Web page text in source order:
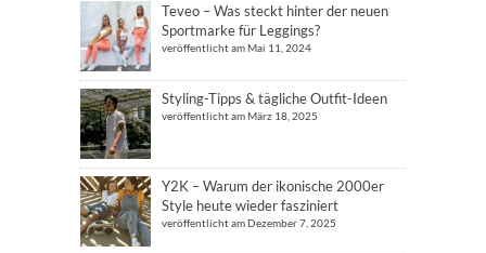
Teveo – Was steckt hinter der neuen
Sportmarke für Leggings?
veröffentlicht am Mai 11, 2024
Styling-Tipps & tägliche Outfit-Ideen
veröffentlicht am März 18, 2025
Y2K – Warum der ikonische 2000er
Style heute wieder fasziniert
veröffentlicht am Dezember 7, 2025